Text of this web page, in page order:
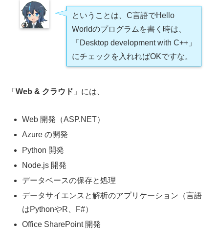
ということは、C言語でHello
Worldのプログラムを書く時は、
「Desktop development with C++」
にチェックを入れればOKですな。
「 Web & クラウド 」には、
Web 開発（ASP.NET）
Azure の開発
Python 開発
Node.js 開発
データベースの保存と処理
データサイエンスと解析のアプリケーション（言語
はPythonやR、F#）
Office SharePoint 開発